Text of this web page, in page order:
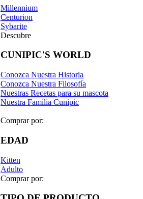
Millennium
Centurion
Sybarite
Descubre
CUNIPIC'S WORLD
Conozca Nuestra Historia
Conozca Nuestra Filosofía
Nuestras Recetas para su mascota
Nuestra Familia Cunipic
Comprar por:
EDAD
Kitten
Adulto
Comprar por: